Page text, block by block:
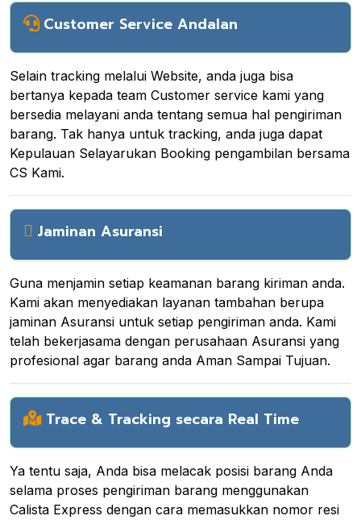
Customer Service Andalan
Selain tracking melalui Website, anda juga bisa
bertanya kepada team Customer service kami yang
bersedia melayani anda tentang semua hal pengiriman
barang. Tak hanya untuk tracking, anda juga dapat
Kepulauan Selayarukan Booking pengambilan bersama
CS Kami.
Jaminan Asuransi
Guna menjamin setiap keamanan barang kiriman anda.
Kami akan menyediakan layanan tambahan berupa
jaminan Asuransi untuk setiap pengiriman anda. Kami
telah bekerjasama dengan perusahaan Asuransi yang
profesional agar barang anda Aman Sampai Tujuan.
Trace & Tracking secara Real Time
Ya tentu saja, Anda bisa melacak posisi barang Anda
selama proses pengiriman barang menggunakan
Calista Express dengan cara memasukkan nomor resi